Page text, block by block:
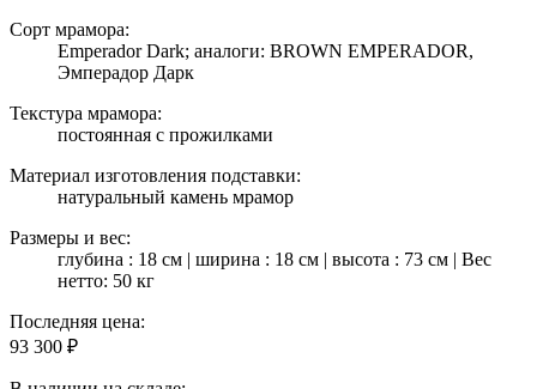
Сорт мрамора:
Emperador Dark; аналоги: BROWN EMPERADOR,
Эмперадор Дарк
Текстура мрамора:
постоянная с прожилками
Материал изготовления подставки:
натуральный камень мрамор
Размеры и вес:
глубина : 18 см | ширина : 18 см | высота : 73 см | Вес
нетто: 50 кг
Последняя цена:
93 300 ₽